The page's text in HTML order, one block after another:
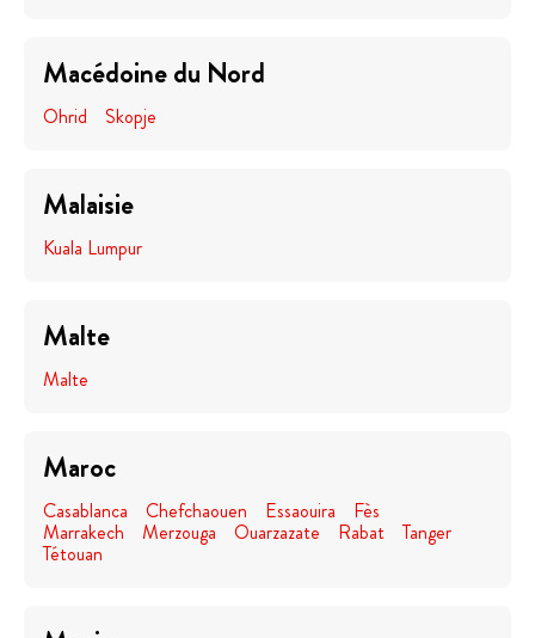
Macédoine du Nord
Ohrid Skopje
Malaisie
Kuala Lumpur
Malte
Malte
Maroc
Casablanca Chefchaouen Essaouira Fès
Marrakech Merzouga Ouarzazate Rabat Tanger
Tétouan